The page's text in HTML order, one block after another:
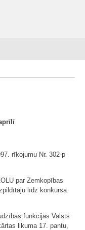
rīkojumu Nr. 302-p
par Zemkopības
līdz konkursa
funkcijas Valsts
likuma 17. pantu,